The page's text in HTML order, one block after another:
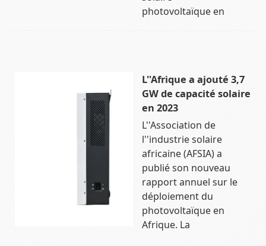
photovoltaïque en
L''Afrique a ajouté 3,7
GW de capacité solaire
en 2023
L''Association de
l''industrie solaire
africaine (AFSIA) a
publié son nouveau
rapport annuel sur le
déploiement du
photovoltaïque en
Afrique. La